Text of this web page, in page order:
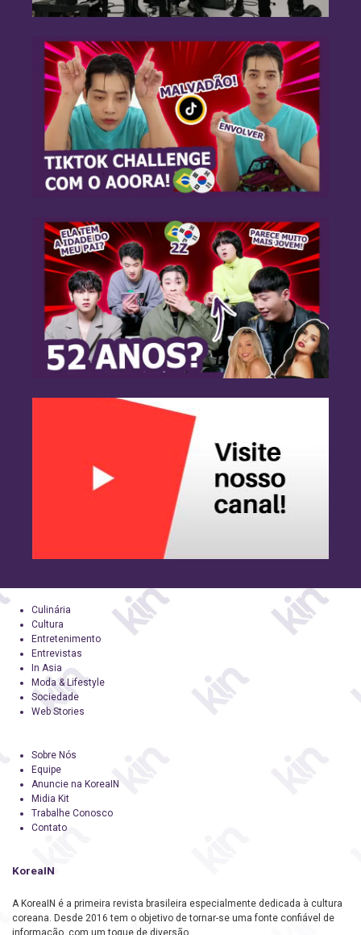
Culinária
Cultura
Entretenimento
Entrevistas
In Asia
Moda & Lifestyle
Sociedade
Web Stories
Sobre Nós
Equipe
Anuncie na KoreaIN
Midia Kit
Trabalhe Conosco
Contato
KoreaIN
A KoreaIN é a primeira revista brasileira especialmente dedicada à cultura
coreana. Desde 2016 tem o objetivo de tornar-se uma fonte confiável de
informação, com um toque de diversão.